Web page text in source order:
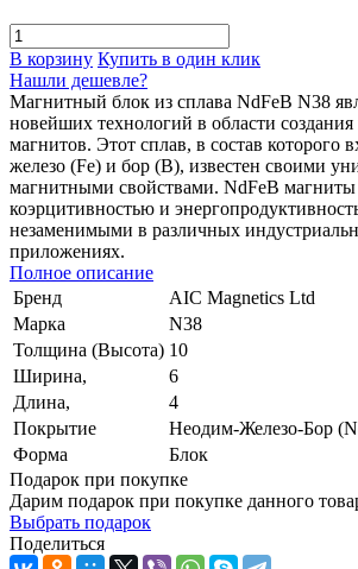
В корзину Купить в один клик
Нашли дешевле?
Магнитный блок из сплава NdFeB N38
новейших технологий в области
магнитов. Этот сплав, в состав которого
железо (Fe) и бор (B), известен своими
магнитными свойствами. NdFeB
коэрцитивностью и
незаменимыми в различных
приложениях.
Полное описание
Бренд
AIC Magnetics Ltd
Марка
N38
Толщина (Высота) 10
Ширина,
6
Длина,
4
Покрытие
Неодим-Железо-Бор
Форма
Блок
Подарок при покупке
Дарим подарок при покупке данного
Выбрать подарок
Поделиться